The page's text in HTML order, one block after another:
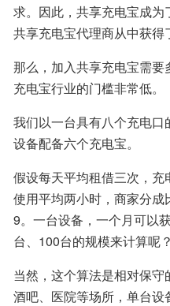
求。因此，共享充电宝成
共享充电宝代理商从中获得
那么，加入共享充电宝需
充电宝行业的门槛非常低。
我们以一台具有八个充电
设备配备六个充电宝。
假设每天平均租借三次，
使用平均两小时，商家分成
9。一台设备，一个月可以
台、100台的规模来计算呢？
当然，这个算法是相对保守
酒吧、医院等场所，单台